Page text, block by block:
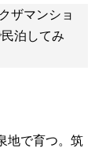
ザマンショ
泊してみ
地で育つ。筑